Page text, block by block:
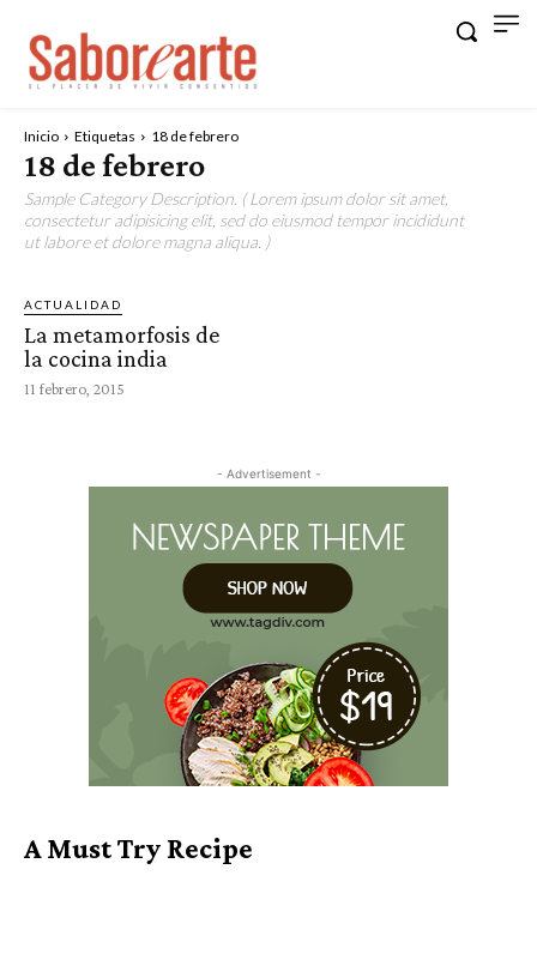
Inicio Etiquetas 18 de febrero
18 de febrero
Sample Category Description. ( Lorem ipsum dolor sit amet,
consectetur adipisicing elit, sed do eiusmod tempor incididunt
ut labore et dolore magna aliqua. )
ACTUALIDAD
La metamorfosis de
la cocina india
11 febrero, 2015
- Advertisement -
A Must Try Recipe